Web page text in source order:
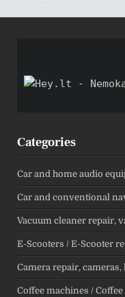
Categories
Car and home audio
Car and conventional
Vacuum cleaner repair,
E-Scooters / E-Scooter
Camera repair,
Coffee machines /